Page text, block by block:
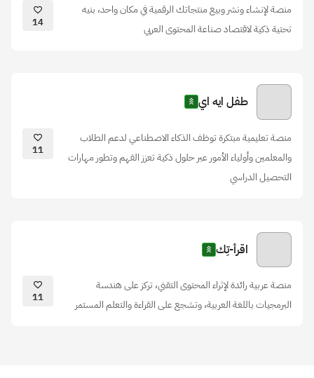
منصة لإنشاء ونشر وبيع منتجاتك الرقمية في مكان واحد، بنيه
تحتية ذكية لاقتصاد صناعة المحتوى العربي
14
طفل ايه اي
منصة تعليمية مبتكرة توظف الذكاء الاصطناعي لدعم الطلاب
والمعلمين وأولياء الأمور عبر حلول ذكية تعزز الفهم وتطور مهارات
التحصيل الدراسي
11
اقرأ-تِك
منصة عربية رائدة لإثراء المحتوى التقني، تركز على هندسة
البرمجيات باللغة العربية، وتشجع على القراءة والتعلم المستمر
11